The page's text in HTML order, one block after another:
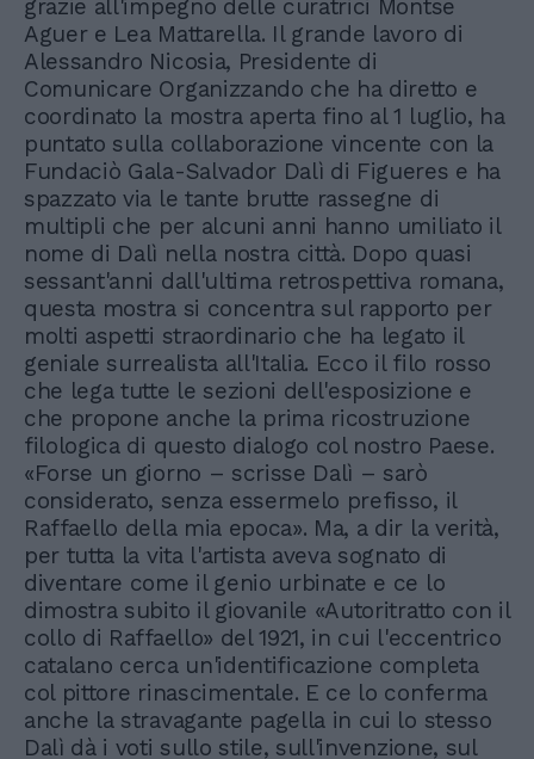
grazie all'impegno delle curatrici Montse
Aguer e Lea Mattarella. Il grande lavoro di
Alessandro Nicosia, Presidente di
Comunicare Organizzando che ha diretto e
coordinato la mostra aperta fino al 1 luglio, ha
puntato sulla collaborazione vincente con la
Fundaciò Gala-Salvador Dalì di Figueres e ha
spazzato via le tante brutte rassegne di
multipli che per alcuni anni hanno umiliato il
nome di Dalì nella nostra città. Dopo quasi
sessant'anni dall'ultima retrospettiva romana,
questa mostra si concentra sul rapporto per
molti aspetti straordinario che ha legato il
geniale surrealista all'Italia. Ecco il filo rosso
che lega tutte le sezioni dell'esposizione e
che propone anche la prima ricostruzione
filologica di questo dialogo col nostro Paese.
«Forse un giorno – scrisse Dalì – sarò
considerato, senza essermelo prefisso, il
Raffaello della mia epoca». Ma, a dir la verità,
per tutta la vita l'artista aveva sognato di
diventare come il genio urbinate e ce lo
dimostra subito il giovanile «Autoritratto con il
collo di Raffaello» del 1921, in cui l'eccentrico
catalano cerca un'identificazione completa
col pittore rinascimentale. E ce lo conferma
anche la stravagante pagella in cui lo stesso
Dalì dà i voti sullo stile, sull'invenzione, sul